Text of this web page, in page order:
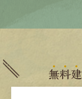
無料建